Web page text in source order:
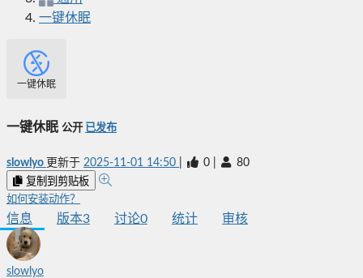
一键休眠
一键休眠
一键休眠 公开 已发布
slowlyo 更新于 2025-11-01 14:50 0 80
复制到剪贴板
如何安装动作？
信息 版本3 讨论0 统计 审核
slowlyo